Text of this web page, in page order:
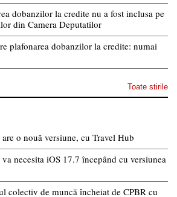
dobanzilor la credite nu a fost inclusa pe
din Camera Deputatilor
plafonarea dobanzilor la credite: numai
Toate stirile
o nouă versiune, cu Travel Hub
necesita iOS 17.7 începând cu versiunea
colectiv de muncă încheiat de CPBR cu